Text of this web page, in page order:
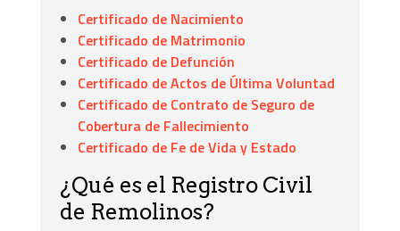
Certificado de Nacimiento
Certificado de Matrimonio
Certificado de Defunción
Certificado de Actos de Última Voluntad
Certificado de Contrato de Seguro de
Cobertura de Fallecimiento
Certificado de Fe de Vida y Estado
¿Qué es el Registro Civil
de Remolinos?